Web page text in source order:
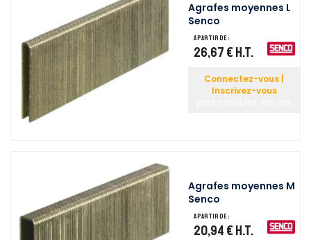
Agrafes moyennes L
Senco
A partir de :
26,67 € H.T.
Connectez-vous |
Inscrivez-vous
Agrafes moyennes M
Senco
A partir de :
20,94 € H.T.